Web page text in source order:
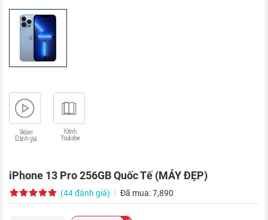
iPhone 13 Pro 256GB Quốc Tế (MÁY ĐẸP)
(44 đánh giá) Đã mua: 7,890